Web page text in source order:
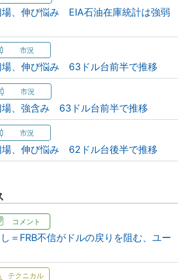
場、伸び悩み EIA石油在庫統計は強弱
場、伸び悩み 63ドル台前半で推移
場、強含み 63ドル台前半で推移
場、伸び悩み 62ドル台後半で推移
＝FRB不信がドルの戻りを阻む、ユー